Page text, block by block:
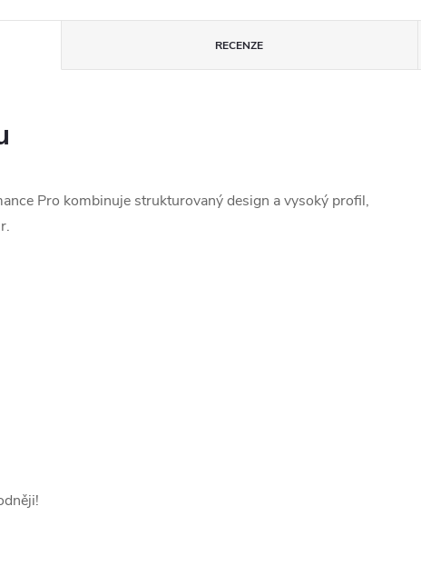
RECENZE
Pro kombinuje strukturovaný design a vysoký profil,